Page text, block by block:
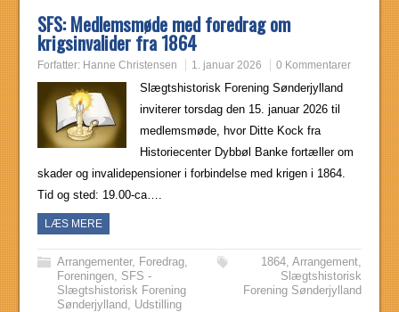
SFS: Medlemsmøde med foredrag om
krigsinvalider fra 1864
Forfatter: Hanne Christensen 1. januar 2026 0 Kommentarer
Slægtshistorisk Forening Sønderjylland
inviterer torsdag den 15. januar 2026 til
medlemsmøde, hvor Ditte Kock fra
Historiecenter Dybbøl Banke fortæller om
skader og invalidepensioner i forbindelse med krigen i 1864.
Tid og sted: 19.00-ca….
LÆS MERE
Arrangementer, Foredrag
Foreningen SFS -
Slægtshistorisk Forening
Sønderjylland Udstilling
1864, Arrangement,
Slægtshistorisk
Forening Sønderjylland